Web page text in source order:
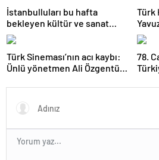
İstanbulluları bu hafta
bekleyen kültür ve sanat
etkinlikleri
Türk
Türk Sineması’nın acı kaybı:
Ünlü yönetmen Ali Özgentürk
78.